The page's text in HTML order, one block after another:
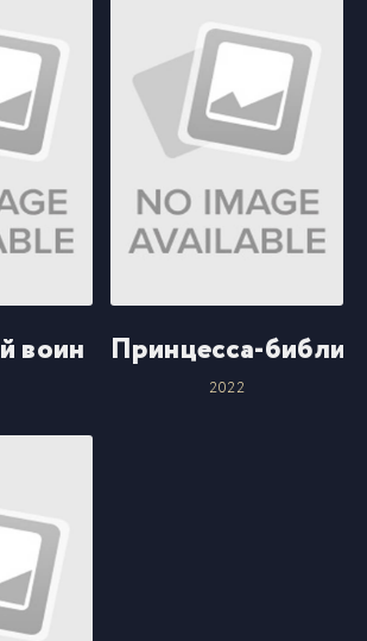
воин Гандам: Ведьма с
Принцесса-
2022